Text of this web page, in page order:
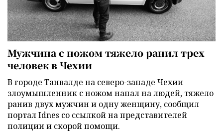
Мужчина с ножом тяжело ранил трех
человек в Чехии
В городе Танвалде на северо-западе Чехии
злоумышленник с ножом напал на людей, тяжело
ранив двух мужчин и одну женщину, сообщил
портал Idnes со ссылкой на представителей
полиции и скорой помощи.